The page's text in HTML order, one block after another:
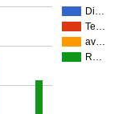
Di…
Te…
av…
R…